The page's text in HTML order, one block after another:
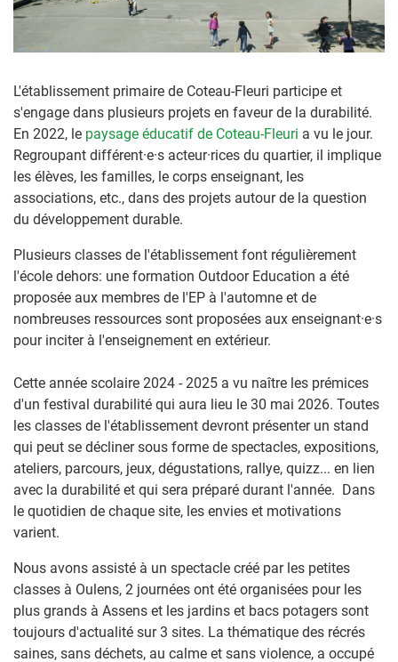
L'établissement primaire de Coteau-Fleuri participe et
s'engage dans plusieurs projets en faveur de la durabilité.
En 2022, le paysage éducatif de Coteau-Fleuri a vu le jour.
Regroupant différent·e·s acteur·rices du quartier, il implique
les élèves, les familles, le corps enseignant, les
associations, etc., dans des projets autour de la question
du développement durable.
Plusieurs classes de l'établissement font régulièrement
l'école dehors: une formation Outdoor Education a été
proposée aux membres de l'EP à l'automne et de
nombreuses ressources sont proposées aux enseignant·e·s
pour inciter à l'enseignement en extérieur.
Cette année scolaire 2024 - 2025 a vu naître les prémices
d'un festival durabilité qui aura lieu le 30 mai 2026. Toutes
les classes de l'établissement devront présenter un stand
qui peut se décliner sous forme de spectacles, expositions,
ateliers, parcours, jeux, dégustations, rallye, quizz... en lien
avec la durabilité et qui sera préparé durant l'année. Dans
le quotidien de chaque site, les envies et motivations
varient.
Nous avons assisté à un spectacle créé par les petites
classes à Oulens, 2 journées ont été organisées pour les
plus grands à Assens et les jardins et bacs potagers sont
toujours d'actualité sur 3 sites. La thématique des récrés
saines, sans déchets, au calme et sans violence, a occupé